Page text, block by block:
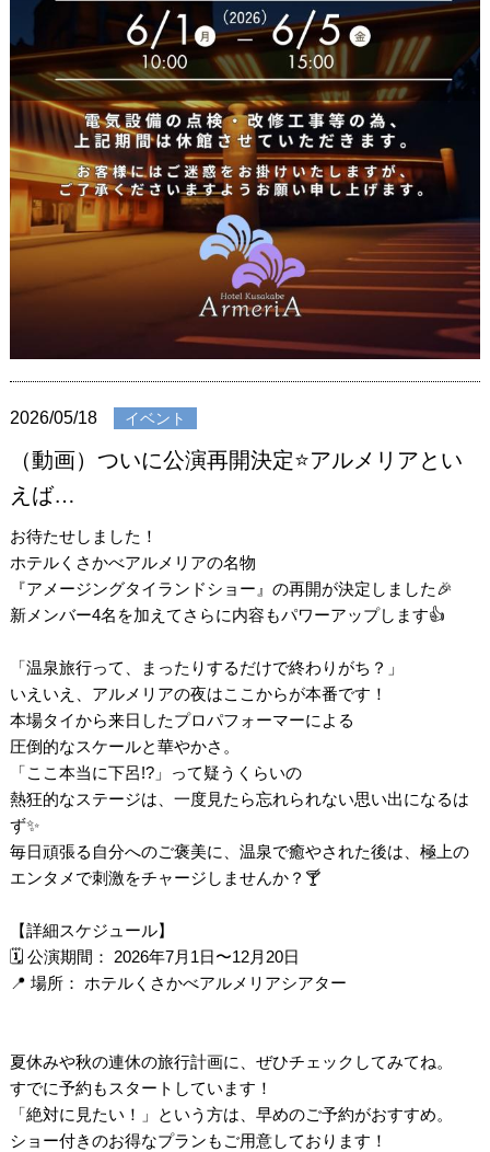
2026/05/18 イベント
（動画）ついに公演再開決定⭐️アルメリアとい
えば…
お待たせしました！
ホテルくさかべアルメリアの名物
『アメージングタイランドショー』の再開が決定しました🎉
新メンバー4名を加えてさらに内容もパワーアップします👍
「温泉旅行って、まったりするだけで終わりがち？」
いえいえ、アルメリアの夜はここからが本番です！
本場タイから来日したプロパフォーマーによる
圧倒的なスケールと華やかさ。
「ここ本当に下呂!?」って疑うくらいの
熱狂的なステージは、一度見たら忘れられない思い出になるは
ず✨
毎日頑張る自分へのご褒美に、温泉で癒やされた後は、極上の
エンタメで刺激をチャージしませんか？🍸
【詳細スケジュール】
🗓 公演期間： 2026年7月1日〜12月20日
📍 場所： ホテルくさかべアルメリアシアター
夏休みや秋の連休の旅行計画に、ぜひチェックしてみてね。
すでに予約もスタートしています！
「絶対に見たい！」という方は、早めのご予約がおすすめ。
ショー付きのお得なプランもご用意しております！